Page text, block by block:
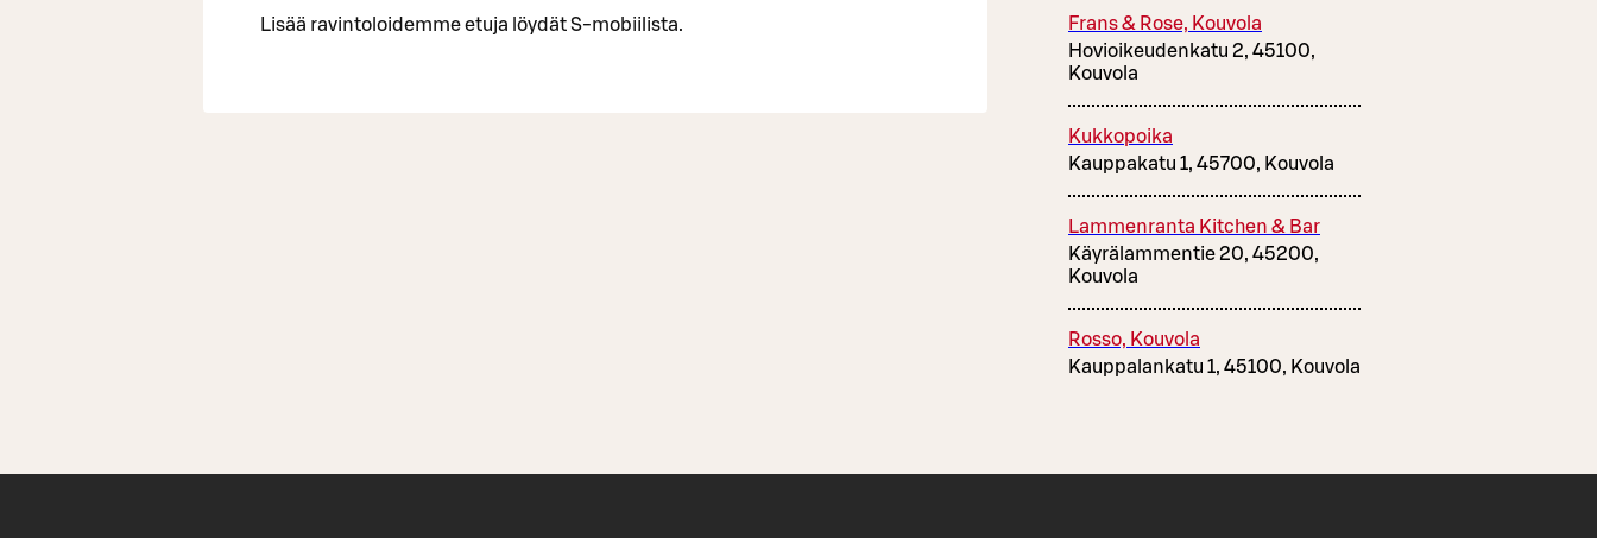
Lisää ravintoloidemme etuja löydät S-mobiilista.
Frans & Rose, Kouvola
Hovioikeudenkatu 2, 45100,
Kouvola
Kukkopoika
Kauppakatu 1, 45700, Kouvola
Lammenranta Kitchen & Bar
Käyrälammentie 20, 45200,
Kouvola
Rosso, Kouvola
Kauppalankatu 1, 45100, Kouvola